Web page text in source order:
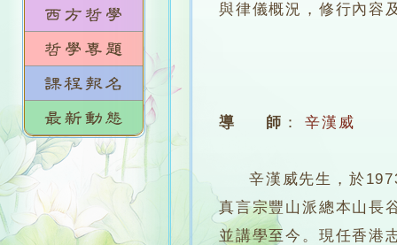
與律儀概況，修行內容
導 師 ： 辛漢威
辛漢威先生，於1973
真言宗豐山派總本山長
並講學至今。現任香港